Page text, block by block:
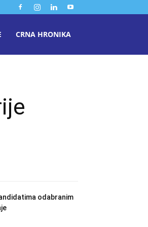
CRNA HRONIKA
odabranim